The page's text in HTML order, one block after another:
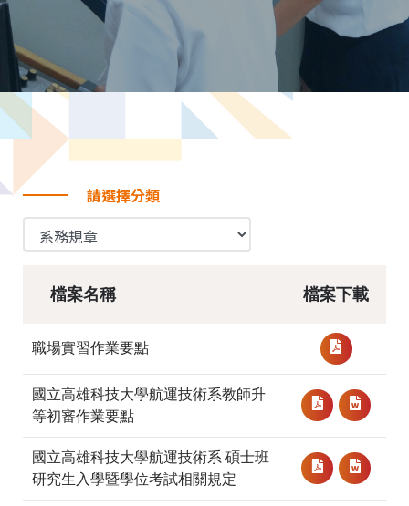
請選擇分類
檔案名稱 檔案下載
職場實習作業要點
國立高雄科技大學航運技術系教師升
等初審作業要點
國立高雄科技大學航運技術系 碩士班
研究生入學暨學位考試相關規定